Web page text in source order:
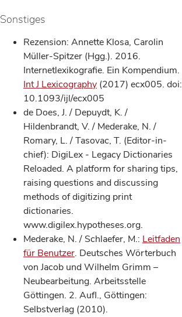
Sonstiges
Rezension: Annette Klosa, Carolin
Müller-Spitzer (Hgg.). 2016.
Internetlexikografie. Ein Kompendium.
Int J Lexicography (2017) ecx005. doi:
10.1093/ijl/ecx005
de Does, J. / Depuydt, K. /
Hildenbrandt, V. / Mederake, N. /
Romary, L. / Tasovac, T. (Editor-in-
chief): DigiLex - Legacy Dictionaries
Reloaded. A platform for sharing tips,
raising questions and discussing
methods of digitizing print
dictionaries.
www.digilex.hypotheses.org.
Mederake, N. / Schlaefer, M.: Leitfaden
für Benutzer. Deutsches Wörterbuch
von Jacob und Wilhelm Grimm –
Neubearbeitung. Arbeitsstelle
Göttingen. 2. Aufl., Göttingen:
Selbstverlag (2010).